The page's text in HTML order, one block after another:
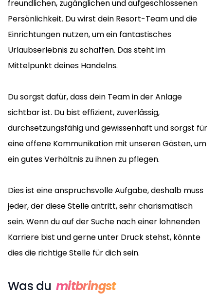
freundlichen, zugänglichen und aufgeschlossenen
Persönlichkeit. Du wirst dein Resort-Team und die
Einrichtungen nutzen, um ein fantastisches
Urlaubserlebnis zu schaffen. Das steht im
Mittelpunkt deines Handelns.
Du sorgst dafür, dass dein Team in der Anlage
sichtbar ist. Du bist effizient, zuverlässig,
durchsetzungsfähig und gewissenhaft und sorgst für
eine offene Kommunikation mit unseren Gästen, um
ein gutes Verhältnis zu ihnen zu pflegen.
Dies ist eine anspruchsvolle Aufgabe, deshalb muss
jeder, der diese Stelle antritt, sehr charismatisch
sein. Wenn du auf der Suche nach einer lohnenden
Karriere bist und gerne unter Druck stehst, könnte
dies die richtige Stelle für dich sein.
Was du mitbringst